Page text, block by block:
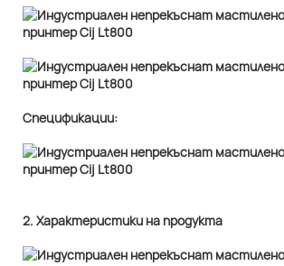
Спецификации:
2. Характеристики на продукта